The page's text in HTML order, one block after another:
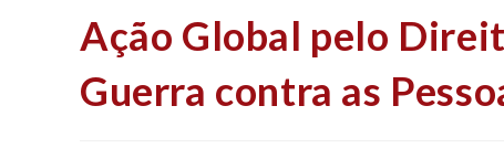
Ação Global pelo
Guerra contra as